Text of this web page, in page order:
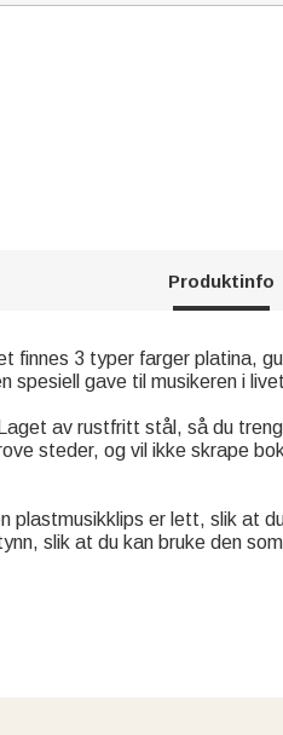
Produktinfo
finnes 3 typer farger platina,
spesiell gave til musikeren i
av rustfritt stål, så du
steder, og vil ikke skrape
er lett, slik at
slik at du kan bruke den